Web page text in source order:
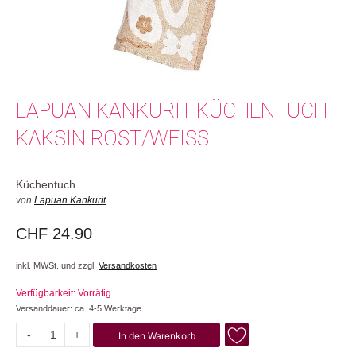
LAPUAN KANKURIT KÜCHENTUCH
KAKSIN ROST/WEISS
Küchentuch
von Lapuan Kankurit
CHF 24.90
inkl. MWSt. und zzgl. Versandkosten
Verfügbarkeit: Vorrätig
Versanddauer: ca. 4-5 Werktage
-
Kaksin
+ In den Warenkorb